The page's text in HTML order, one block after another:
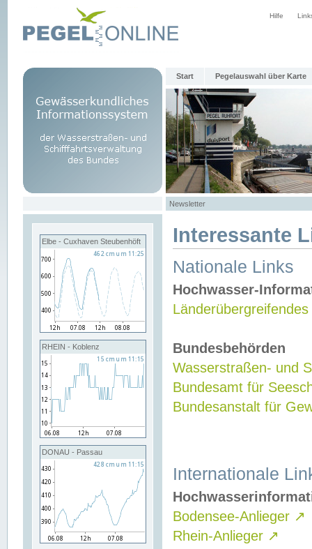
Hilfe
Start Pegelauswahl über Karte
Newsletter
Elbe - Cuxhaven Steubenhöft
RHEIN - Koblenz
DONAU - Passau
Interessante
Nationale Links
Hochwasser-
Bundesbehörden
Wasserstraßen- und
Bundesamt für
Bundesanstalt für
Internationale
Bodensee-Anlieger ↗
Rhein-Anlieger ↗